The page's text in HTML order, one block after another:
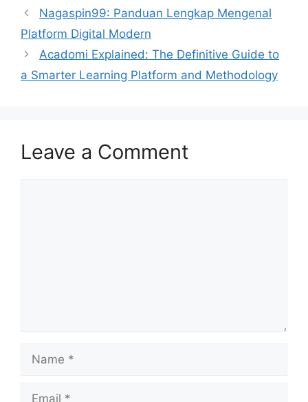
Nagaspin99: Panduan Lengkap Mengenal
Platform Digital Modern
Acadomi Explained: The Definitive Guide to
a Smarter Learning Platform and Methodology
Leave a Comment